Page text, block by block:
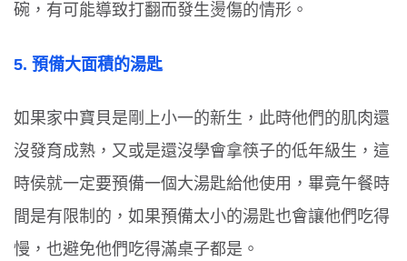
碗，有可能導致打翻而發生燙傷的情形。
5. 預備大面積的湯匙
如果家中寶貝是剛上小一的新生，此時他們的肌肉還
沒發育成熟，又或是還沒學會拿筷子的低年級生，這
時侯就一定要預備一個大湯匙給他使用，畢竟午餐時
間是有限制的，如果預備太小的湯匙也會讓他們吃得
慢，也避免他們吃得滿桌子都是。